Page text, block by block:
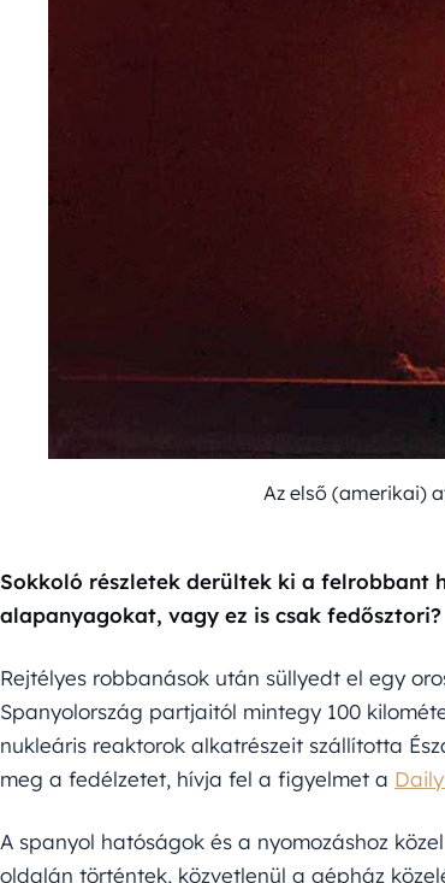
Az első (amerikai)
Sokkoló részletek derültek ki a felrobbant
alapanyagokat, vagy ez is csak fedősztori?
Rejtélyes robbanások után süllyedt el egy
Spanyolország partjaitól mintegy 100
nukleáris reaktorok alkatrészeit szállította
meg a fedélzetet, hívja fel a figyelmet a
A spanyol hatóságok és a nyomozáshoz
oldalán történtek, közvetlenül a gépház